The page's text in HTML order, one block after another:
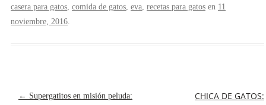
casera para gatos comida de gatos eva recetas para gatos en 11
noviembre, 2016
NAVEGACIÓN
← Supergatitos en misión peluda:
CHICA DE GATOS: